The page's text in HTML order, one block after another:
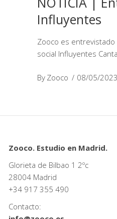
Influyentes
Zooco es
social Influyentes
By Zooco 08/05/2023
Zooco. Estudio en Madrid.
Glorieta de Bilbao 1 2ºc
28004 Madrid
+34 917 355 490
Contacto: